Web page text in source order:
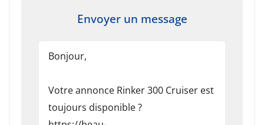
Envoyer un message